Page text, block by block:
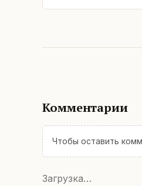
Комментарии
Чтобы оставить
Загрузка…